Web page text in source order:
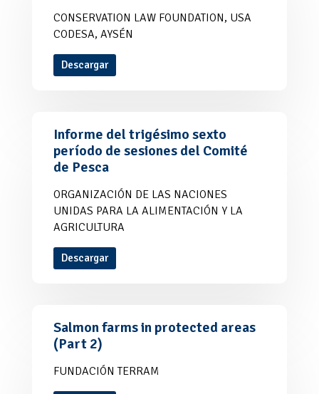
CONSERVATION LAW FOUNDATION, USA
CODESA, AYSÉN
Descargar
Informe del trigésimo sexto
período de sesiones del Comité
de Pesca
ORGANIZACIÓN DE LAS NACIONES
UNIDAS PARA LA ALIMENTACIÓN Y LA
AGRICULTURA
Descargar
Salmon farms in protected areas
(Part 2)
FUNDACIÓN TERRAM